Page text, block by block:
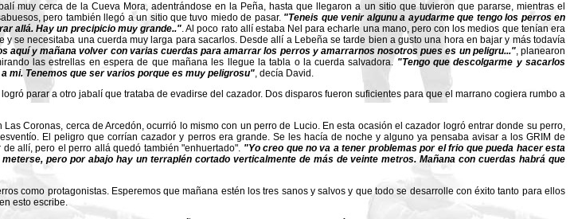
muy cerca de la Cueva Mora, adentrándose en la Peña, hasta que llegaron a un sitio que tuvieron que pararse, mientras el
pero también llegó a un sitio que tuvo miedo de pasar. "Teneis que venir algunu a ayudarme que tengo los perros en
allá. Hay un precipicio muy grande..". Al poco rato allí estaba Nel para echarle una mano, pero con los medios que tenían era
se necesitaba una cuerda muy larga para sacarlos. Desde allí a Lebeña se tarde bien a gusto una hora en bajar y más todavía
aquí y mañana volver con varias cuerdas para amarrar los perros y amarrarnos nosotros pues es un peligru...", planearon
las estrellas en espera de que mañana les llegue la tabla o la cuerda salvadora. "Tengo que descolgarme y sacarlos
mi. Tenemos que ser varios porque es muy peligrosu", decía David.
parar a otro jabalí que trataba de evadirse del cazador. Dos disparos fueron suficientes para que el marrano cogiera rumbo a
Coronas, cerca de Arcedón, ocurrió lo mismo con un perro de Lucio. En esta ocasión el cazador logró entrar donde su perro,
El peligro que corrían cazador y perros era grande. Se les hacía de noche y alguno ya pensaba avisar a los GRIM de
allí, pero el perro allá quedó también "enhuertado". "Yo creo que no va a tener problemas por el frio que pueda hacer esta
pero por abajo hay un terraplén cortado verticalmente de más de veinte metros. Mañana con cuerdas habrá que
como protagonistas. Esperemos que mañana estén los tres sanos y salvos y que todo se desarrolle con éxito tanto para ellos
esto escribe.